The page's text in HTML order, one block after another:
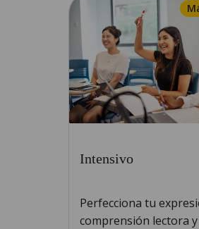
Intensivo
Perfecciona tu
comprensión lectora